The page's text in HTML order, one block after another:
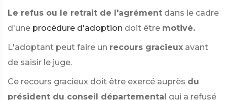
Le refus ou le retrait de l'agrément dans le cadre
d'une procédure d'adoption doit être motivé.
L'adoptant peut faire un recours gracieux avant
de saisir le juge.
Ce recours gracieux doit être exercé auprès du
président du conseil départemental qui a refusé